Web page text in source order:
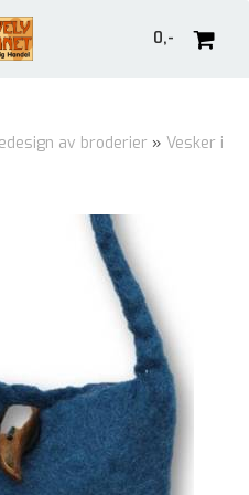
0,-
av broderier » Vesker i
Trykk ENTER for å søke